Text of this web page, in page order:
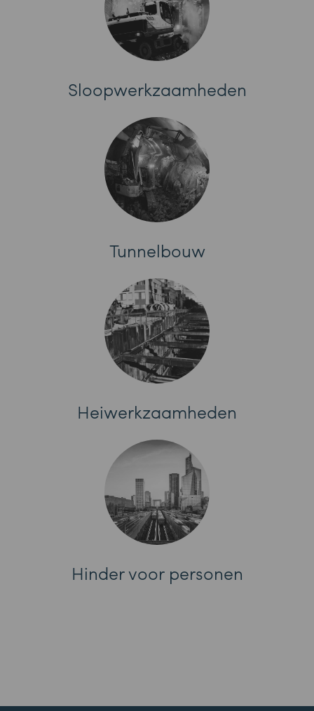
Sloopwerkzaamheden
Tunnelbouw
Heiwerkzaamheden
Hinder voor personen